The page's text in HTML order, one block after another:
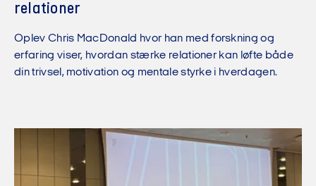
relationer
Oplev Chris MacDonald hvor han med forskning og
erfaring viser, hvordan stærke relationer kan løfte både
din trivsel, motivation og mentale styrke i hverdagen.